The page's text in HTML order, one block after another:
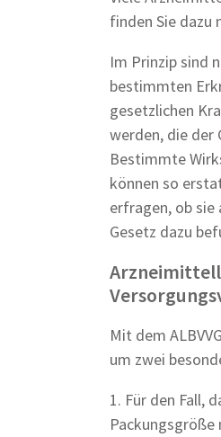
finden Sie dazu
Im Prinzip sind
bestimmten
gesetzlichen
werden, die der
Bestimmte
können so
erfragen, ob
Gesetz dazu
Mit dem
um zwei
1. Für den Fall,